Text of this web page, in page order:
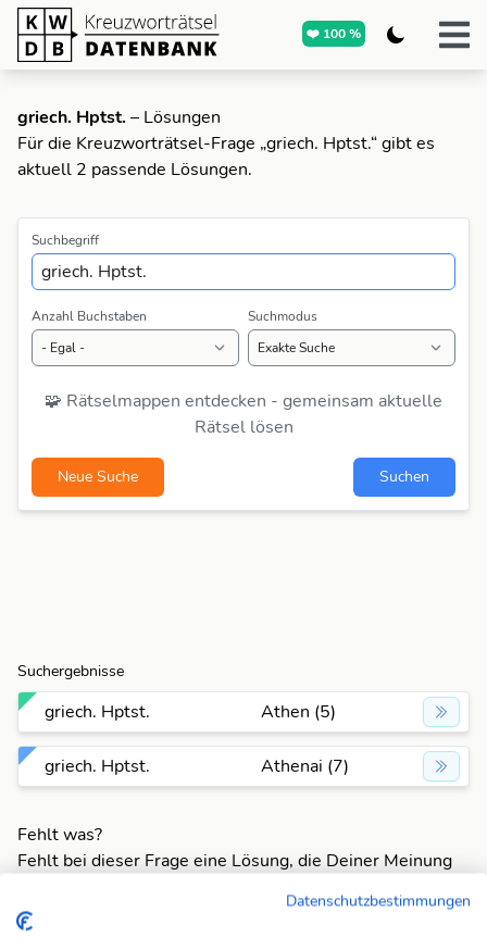
❤️ 100 %
griech. Hptst. – Lösungen
Für die Kreuzworträtsel-Frage „griech. Hptst.“ gibt es
aktuell 2 passende Lösungen.
Suchbegriff
Anzahl Buchstaben Suchmodus
🧩 Rätselmappen entdecken - gemeinsam aktuelle
Rätsel lösen
Neue Suche Suchen
Suchergebnisse
griech. Hptst. Athen (5)
griech. Hptst. Athenai (7)
Fehlt was?
Fehlt bei dieser Frage eine Lösung, die Deiner Meinung
hinzu und bereichere unsere Datenbank!Datenschutzbestimmungen